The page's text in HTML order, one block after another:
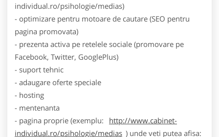
individual.ro/psihologie/medias)
- optimizare pentru motoare de cautare (SEO pentru
pagina promovata)
- prezenta activa pe retelele sociale (promovare pe
Facebook, Twitter, GooglePlus)
- suport tehnic
- adaugare oferte speciale
- hosting
- mentenanta
- pagina proprie (exemplu:
http://www.cabinet-
individual.ro/psihologie/medias ) unde veti putea afisa: